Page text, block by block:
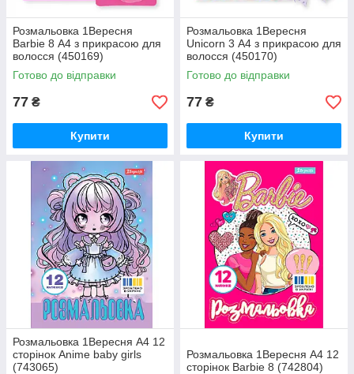
Розмальовка 1Вересня
Barbie 8 А4 з прикрасою для
волосся (450169)
Готово до відправки
77 ₴
Купити
Розмальовка 1Вересня
Unicorn 3 А4 з прикрасою для
волосся (450170)
Готово до відправки
77 ₴
Купити
Розмальовка 1Вересня А4 12
сторінок Anime baby girls
(743065)
Розмальовка 1Вересня А4 12
сторінок Barbie 8 (742804)